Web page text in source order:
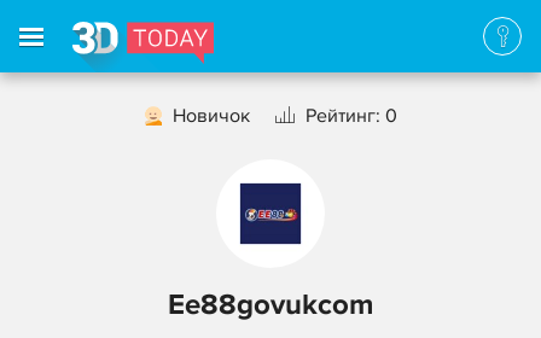
Новичок Рейтинг: 0
Ee88govukcom